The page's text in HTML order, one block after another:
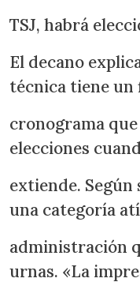
TSJ, habrá
El decano
técnica tiene
cronograma
elecciones
extiende. Según
una categoría
administración
urnas. «La